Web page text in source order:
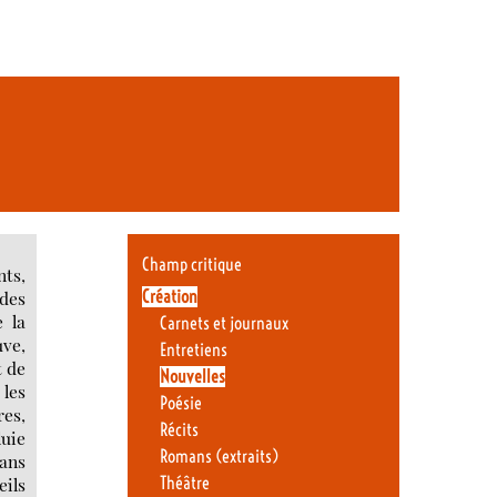
envahissent la voie entière. Je souris à Radjha, reconnaissant pour ce voyage imprévu. Nous voici transportés à Colombo ou au Tamil Nadu. Ligne 2, cinq minutes de métro. Je regarde autour de moi et ne lis que fierté et
Champ critique
Création
Carnets et journaux
Entretiens
Nouvelles
Poésie
Récits
Romans (extraits)
Théâtre